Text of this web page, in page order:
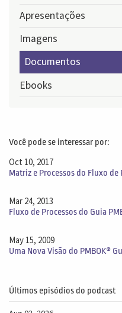
Apresentações
Imagens
Documentos
Ebooks
Você pode se interessar por:
Oct 10, 2017
Matriz e Processos do Fluxo de
Mar 24, 2013
Fluxo de Processos do Guia
May 15, 2009
Uma Nova Visão do PMBOK®
Últimos episódios do podcast